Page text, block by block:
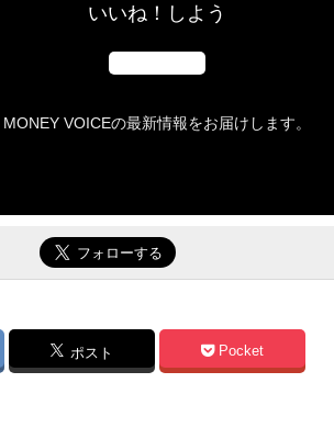
いいね！しよう
MONEY VOICEの最新情報をお届けします。
ポスト Pocket